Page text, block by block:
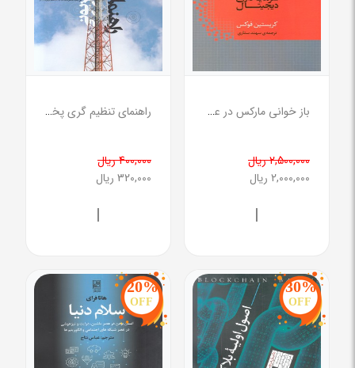
باز خوانی مارکس در عصر سرمایه داری دیجیتال
2,500,000 ریال
2,000,000 ریال
|
راهنمای تنظیم گری پخش رادیو تلویزیونی
400,000 ریال
320,000 ریال
|
30%
OFF
20%
OFF